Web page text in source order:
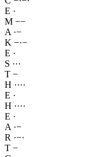
E ·
M −−
A ·−
K −·−
E ·
S ···
T −
H ····
E ·
H ····
E ·
A ·−
R ·−·
T −